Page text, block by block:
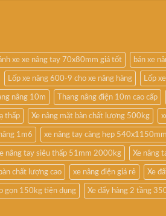
xe xe nâng tay 70x80mm giá tốt bán xe
Lốp xe nâng 600-9 cho xe nâng hàng Lốp
nâng 10m Thang nâng điện 10m cao cấp
thấp Xe nâng mặt bàn chất lượng 500kg
1m6 xe nâng tay càng hẹp 540x1150mm
nâng tay siêu thấp 51mm 2000kg Xe nâng
chất lượng cao xe nâng điện giá rẻ Xe
gọn 150kg tiện dụng Xe đẩy hàng 2 tầng